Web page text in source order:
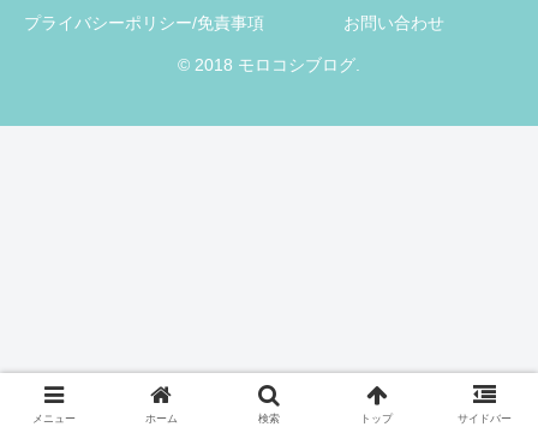
プライバシーポリシー/免責事項
お問い合わせ
© 2018 モロコシブログ.
メニュー ホーム 検索 トップ サイドバー